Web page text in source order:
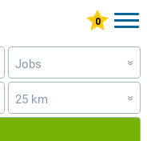
Jobs »
25 km »